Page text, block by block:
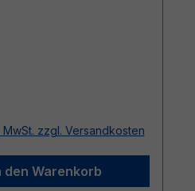
Preis:
MwSt. zzgl. Versandkosten
den Warenkorb